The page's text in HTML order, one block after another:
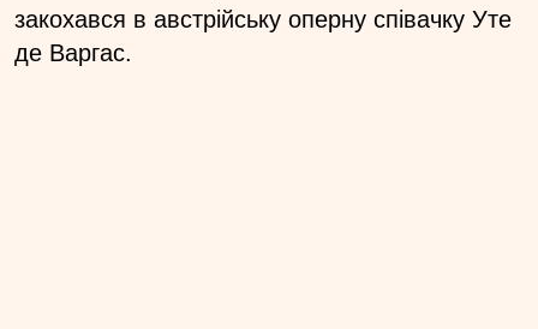
закохався в австрійську оперну співачку Уте
де Варгас.